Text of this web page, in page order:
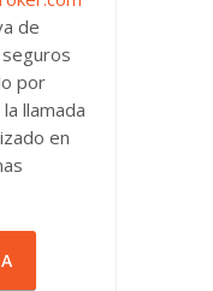
de
por
llamada
en